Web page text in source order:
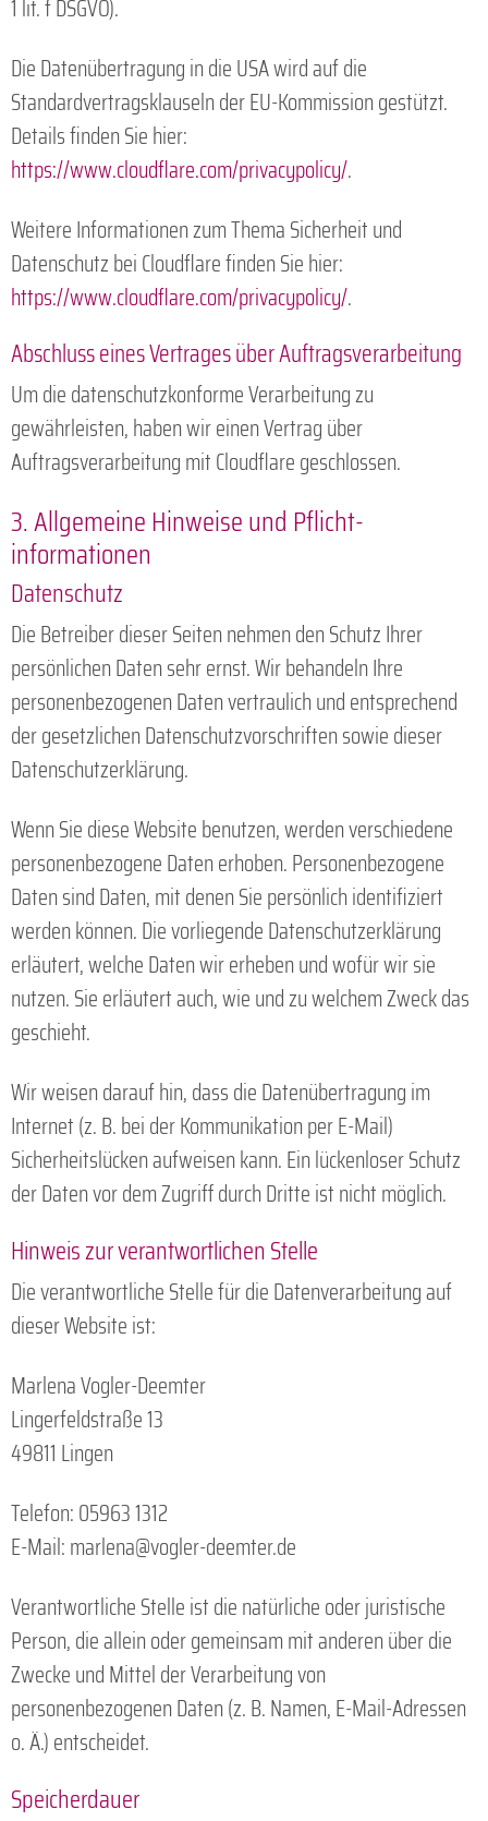
1 lit. f DSGVO).
Die Datenübertragung in die USA wird auf die
Standardvertragsklauseln der EU-Kommission gestützt.
Details finden Sie hier:
https://www.cloudflare.com/privacypolicy/.
Weitere Informationen zum Thema Sicherheit und
Datenschutz bei Cloudflare finden Sie hier:
https://www.cloudflare.com/privacypolicy/.
Abschluss eines Vertrages über Auftrags­verarbeitung
Um die datenschutzkonforme Verarbeitung zu
gewährleisten, haben wir einen Vertrag über
Auftragsverarbeitung mit Cloudflare geschlossen.
3. Allgemeine Hinweise und Pflicht­
informationen
Datenschutz
Die Betreiber dieser Seiten nehmen den Schutz Ihrer
persönlichen Daten sehr ernst. Wir behandeln Ihre
personenbezogenen Daten vertraulich und entsprechend
der gesetzlichen Datenschutzvorschriften sowie dieser
Datenschutzerklärung.
Wenn Sie diese Website benutzen, werden verschiedene
personenbezogene Daten erhoben. Personenbezogene
Daten sind Daten, mit denen Sie persönlich identifiziert
werden können. Die vorliegende Datenschutzerklärung
erläutert, welche Daten wir erheben und wofür wir sie
nutzen. Sie erläutert auch, wie und zu welchem Zweck das
geschieht.
Wir weisen darauf hin, dass die Datenübertragung im
Internet (z. B. bei der Kommunikation per E-Mail)
Sicherheitslücken aufweisen kann. Ein lückenloser Schutz
der Daten vor dem Zugriff durch Dritte ist nicht möglich.
Hinweis zur verantwortlichen Stelle
Die verantwortliche Stelle für die Datenverarbeitung auf
dieser Website ist:
Marlena Vogler-Deemter
Lingerfeldstraße 13
49811 Lingen
Telefon: 05963 1312
E-Mail: marlena@vogler-deemter.de
Verantwortliche Stelle ist die natürliche oder juristische
Person, die allein oder gemeinsam mit anderen über die
Zwecke und Mittel der Verarbeitung von
personenbezogenen Daten (z. B. Namen, E-Mail-Adressen
o. Ä.) entscheidet.
Speicherdauer